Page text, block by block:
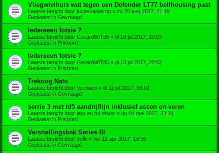
Vliegwielhuis wat tegen een Defender LT77 bellhousing past
Laatste bericht door lucasvanlierop « zo 20 aug 2017, 21:19
Geplaatst in Gevraagd
Iedereeen fotsie ?
Laatste bericht door Gerard90Td5 « di 18 jul 2017, 20:03
Geplaatst in Prikbord
Iedereeen fotsie ?
Laatste bericht door Gerard90Td5 « di 18 jul 2017, 20:02
Geplaatst in Prikbord
Trekoog Nato
Laatste bericht door Veenlaro « di 11 jul 2017, 09:01
Geplaatst in Gevraagd
serrie 3 met td5 aandrijflijn inklusief assen en veren
Laatste bericht door laro en hd driver « do 04 mei 2017, 23:31
Geplaatst in Prikbord
Versnellingsbak Series III
Laatste bericht door Jelle « wo 12 apr 2017, 13:36
Geplaatst in Gevraagd